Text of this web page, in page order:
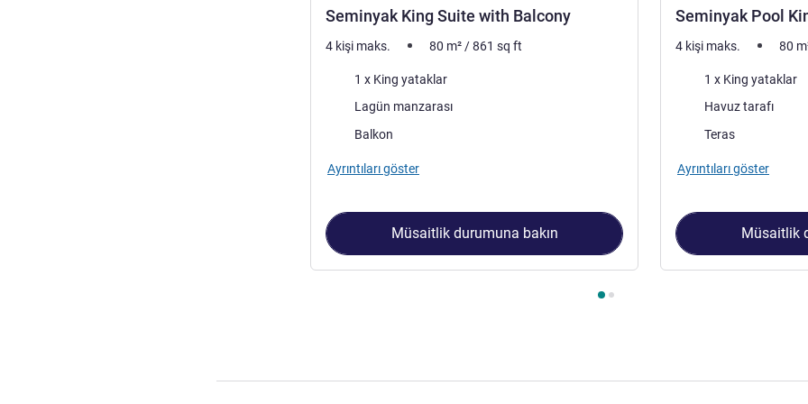
Seminyak King Suite with Balcony
4 kişi maks. 80 m² /861 sq ft
1 x King yataklar
Manzara:Lagün manzarası
Konaklama ekstraları:
Balkon
Ayrıntıları göster
Müsaitlik durumuna bakın
Seminyak Pool
4 kişi maks. 80
1 x King yataklar
Manzara:Havuz tarafı
Konaklama ekstraları:
Teras
Ayrıntıları göster
Müsaitlik